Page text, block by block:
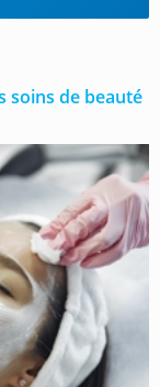
soins de beauté